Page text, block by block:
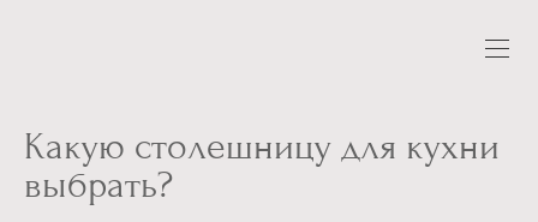
Какую столешницу для кухни
выбрать?